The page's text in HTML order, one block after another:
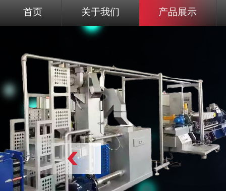
首页 关于我们 产品展示